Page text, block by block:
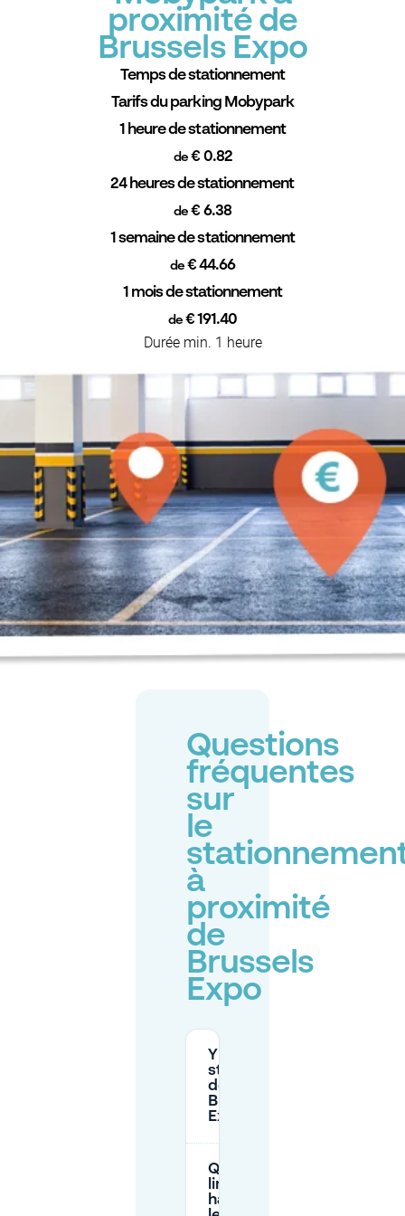
proximité de
Brussels Expo
Temps de stationnement
Tarifs du parking Mobypark
1 heure de stationnement
de € 0.82
24 heures de stationnement
de € 6.38
1 semaine de stationnement
de€ 44.66
1 mois de stationnement
de€ 191.40
Durée min. 1 heure
Questions
fréquentes
sur
le
à
proximité
de
Brussels
Expo
Y a-t-il un
stationnement
de nuit à
Brussels
Expo?
Quelle est la
limite de
hauteur pour